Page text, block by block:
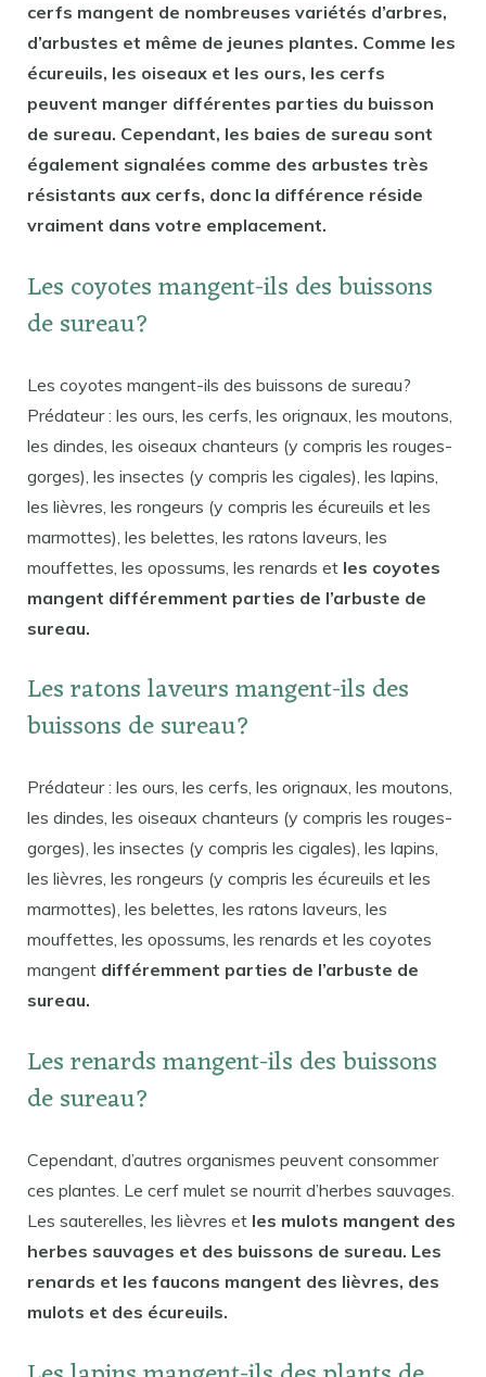
cerfs mangent de nombreuses variétés d’arbres,
d’arbustes et même de jeunes plantes. Comme les
écureuils, les oiseaux et les ours, les cerfs
peuvent manger différentes parties du buisson
de sureau. Cependant, les baies de sureau sont
également signalées comme des arbustes très
résistants aux cerfs, donc la différence réside
vraiment dans votre emplacement.
Les coyotes mangent-ils des buissons
de sureau?
Les coyotes mangent-ils des buissons de sureau?
Prédateur : les ours, les cerfs, les orignaux, les moutons,
les dindes, les oiseaux chanteurs (y compris les rouges-
gorges), les insectes (y compris les cigales), les lapins,
les lièvres, les rongeurs (y compris les écureuils et les
marmottes), les belettes, les ratons laveurs, les
mouffettes, les opossums, les renards et les coyotes
mangent différemment parties de l’arbuste de
sureau.
Les ratons laveurs mangent-ils des
buissons de sureau?
Prédateur : les ours, les cerfs, les orignaux, les moutons,
les dindes, les oiseaux chanteurs (y compris les rouges-
gorges), les insectes (y compris les cigales), les lapins,
les lièvres, les rongeurs (y compris les écureuils et les
marmottes), les belettes, les ratons laveurs, les
mouffettes, les opossums, les renards et les coyotes
mangent différemment parties de l’arbuste de
sureau.
Les renards mangent-ils des buissons
de sureau?
Cependant, d’autres organismes peuvent consommer
ces plantes. Le cerf mulet se nourrit d’herbes sauvages.
Les sauterelles, les lièvres et les mulots mangent des
herbes sauvages et des buissons de sureau. Les
renards et les faucons mangent des lièvres, des
mulots et des écureuils.